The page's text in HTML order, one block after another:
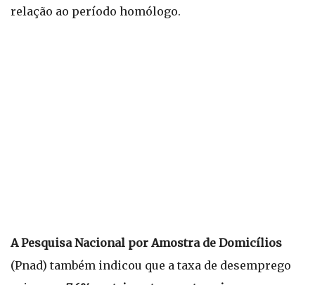
relação ao período homólogo.
A Pesquisa Nacional por Amostra de Domicílios
(Pnad) também indicou que a taxa de desemprego